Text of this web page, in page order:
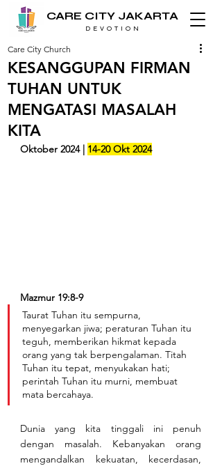
CARE CITY JAKARTA
D E V O T I O N
KESANGGUPAN FIRMAN
TUHAN UNTUK
MENGATASI MASALAH
KITA
Care City Church
Oktober 2024 | 14-20 Okt 2024
Mazmur 19:8-9
Taurat Tuhan itu sempurna,
menyegarkan jiwa; peraturan Tuhan itu
teguh, memberikan hikmat kepada
orang yang tak berpengalaman. Titah
Tuhan itu tepat, menyukakan hati;
perintah Tuhan itu murni, membuat
mata bercahaya.
Dunia yang kita tinggali ini penuh
dengan masalah. Kebanyakan orang
mengandalkan kekuatan, kecerdasan,